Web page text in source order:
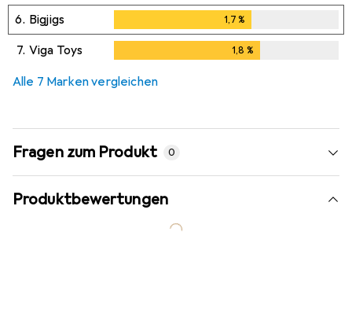
6. Bigjigs 1,7%
7. Viga Toys 1,8 %
Alle 7 Marken vergleichen
Fragen zum Produkt 0
Produktbewertungen